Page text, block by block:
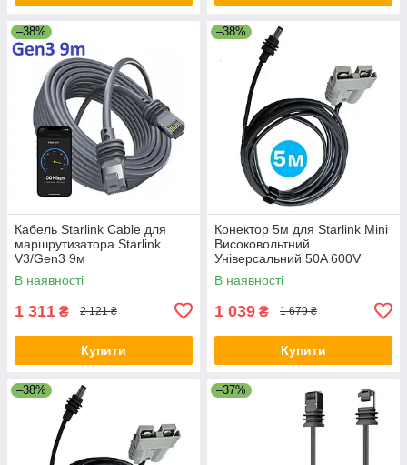
–38%
Кабель Starlink Cable для
маршрутизатора Starlink
V3/Gen3 9м
В наявності
1 311 ₴ 2 121 ₴
Купити
–38%
Конектор 5м для Starlink Mini
Високовольтний
Універсальний 50A 600V
Чорний
В наявності
1 039 ₴ 1 679 ₴
Купити
–38% –37%